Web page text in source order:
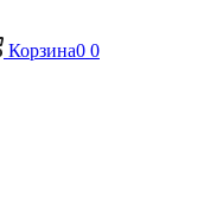
Корзина0 0